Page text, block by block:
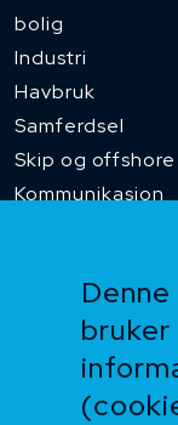
bruker
bolig
Industri
Havbruk
Samferdsel
Skip og offshore
Kommunikasjon